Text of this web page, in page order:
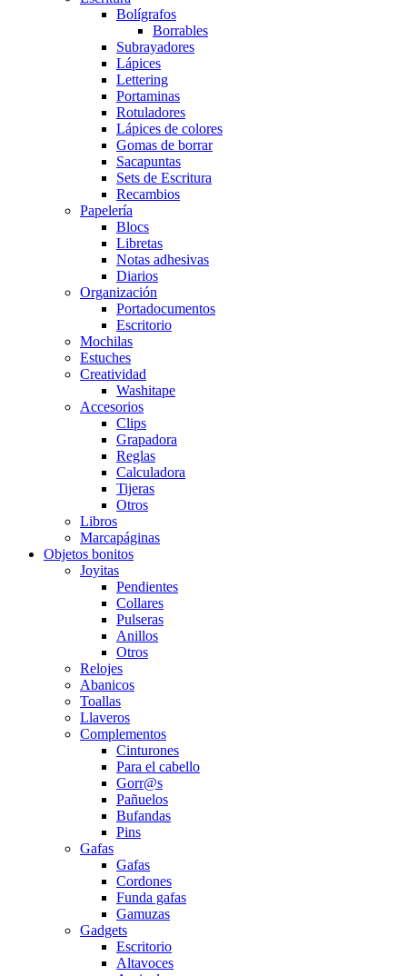
Bolígrafos
Borrables
Subrayadores
Lápices
Lettering
Portaminas
Rotuladores
Lápices de colores
Gomas de borrar
Sacapuntas
Sets de Escritura
Recambios
Papelería
Blocs
Libretas
Notas adhesivas
Diarios
Organización
Portadocumentos
Escritorio
Mochilas
Estuches
Creatividad
Washitape
Accesorios
Clips
Grapadora
Reglas
Calculadora
Tijeras
Otros
Libros
Marcapáginas
Objetos bonitos
Joyitas
Pendientes
Collares
Pulseras
Anillos
Otros
Relojes
Abanicos
Toallas
Llaveros
Complementos
Cinturones
Para el cabello
Gorr@s
Pañuelos
Bufandas
Pins
Gafas
Gafas
Cordones
Funda gafas
Gamuzas
Gadgets
Escritorio
Altavoces